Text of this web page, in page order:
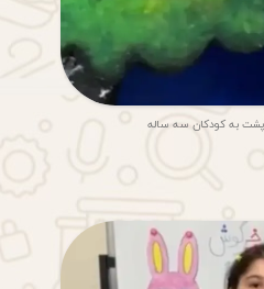
به کودکان سه ساله